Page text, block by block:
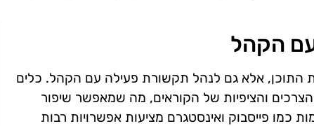
הקהל
התוכן, אלא גם לנהל תקשורת פעילה עם הקהל. כלים
הצרכים והציפיות של הקוראים, מה שמאפשר שיפור
כמו פייסבוק ואינסטגרם מציעות אפשרויות רבות